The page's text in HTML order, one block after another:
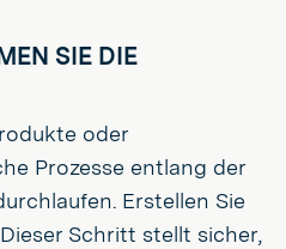
SIE DIE
oder
Prozesse entlang der
Erstellen Sie
Schritt stellt sicher,